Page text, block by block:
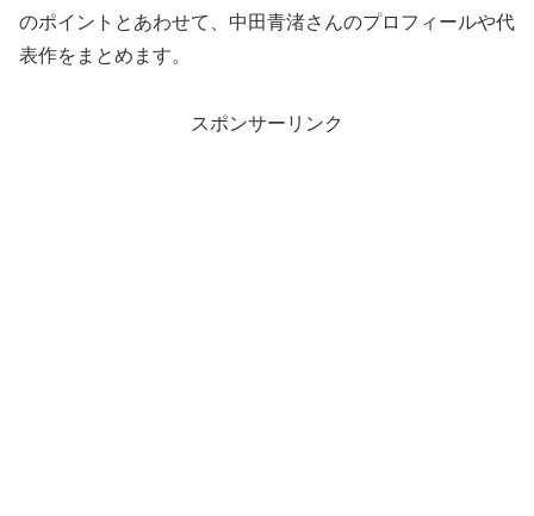
のポイントとあわせて、中田青渚さんのプロフィールや代
表作をまとめます。
スポンサーリンク